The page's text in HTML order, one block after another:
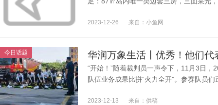
2023-12-26 来自：小鱼网
今日话题
“开始！”随着裁判员一声令下，11月3日，
队伍业务成果比拼“火力全开”。参赛队员
2023-12-13 来自：供稿